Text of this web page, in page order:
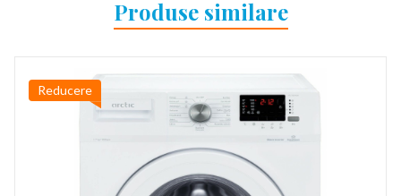
Produse similare
Reducere